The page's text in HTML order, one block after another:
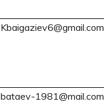
Kbaigaziev6@gmail.com
bataev-1981@mail.com